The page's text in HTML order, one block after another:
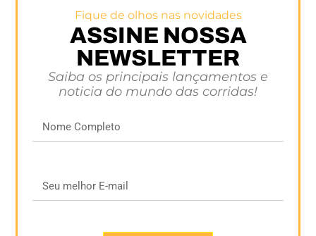
Fique de olhos nas novidades
ASSINE NOSSA
NEWSLETTER
Saiba os principais lançamentos e
noticia do mundo das corridas!